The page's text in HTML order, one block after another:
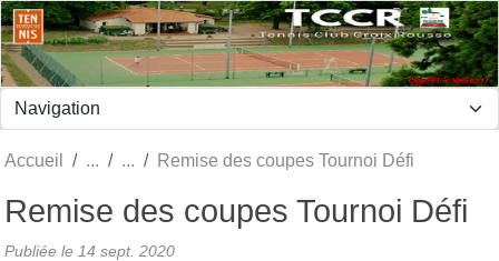
Accueil Remise des coupes Tournoi Défi
Remise des coupes Tournoi Défi
Publiée le 14 sept. 2020
Panneau de gestion des cookies